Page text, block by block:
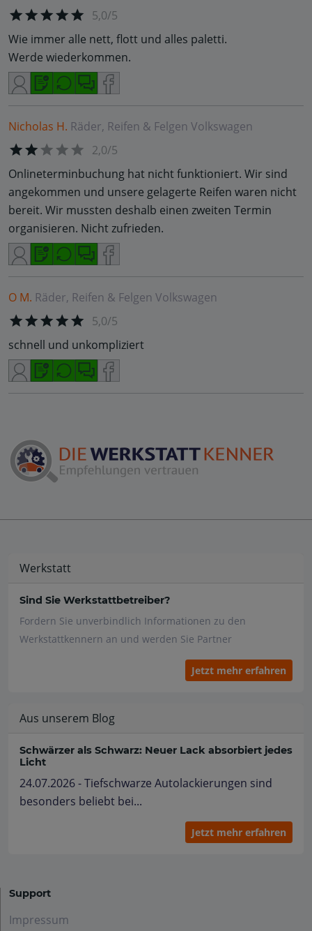
5,0/5
Wie immer alle nett, flott und alles paletti.
Werde wiederkommen.
Nicholas H. Räder, Reifen & Felgen Volkswagen
2,0/5
Onlineterminbuchung hat nicht funktioniert. Wir sind
angekommen und unsere gelagerte Reifen waren nicht
bereit. Wir mussten deshalb einen zweiten Termin
organisieren. Nicht zufrieden.
O M. Räder, Reifen & Felgen Volkswagen
5,0/5
schnell und unkompliziert
Werkstatt
Sind Sie Werkstattbetreiber?
Fordern Sie unverbindlich Informationen zu den
Werkstattkennern an und werden Sie Partner
Jetzt mehr erfahren
Aus unserem Blog
Schwärzer als Schwarz: Neuer Lack absorbiert jedes
Licht
24.07.2026 - Tiefschwarze Autolackierungen sind
besonders beliebt bei...
Jetzt mehr erfahren
Support
Impressum